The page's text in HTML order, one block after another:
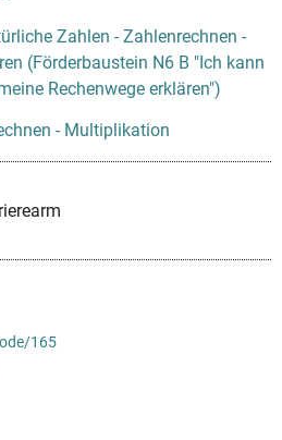
Zahlen - Zahlenrechnen -
(Förderbaustein N6 B "Ich kann
Rechenwege erklären")
- Multiplikation
165